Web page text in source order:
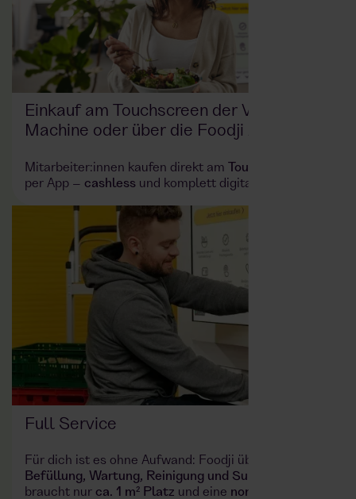
Einkauf am Touchscreen der Vending
Machine oder über die Foodji App
Mitarbeiter:innen kaufen direkt am Touchscreen
per App – cashless und komplett digital.
Full Service
Für dich ist es ohne Aufwand: Foodji übernimmt
Befüllung, Wartung, Reinigung und Support
braucht nur ca. 1 m² Platz und eine normale